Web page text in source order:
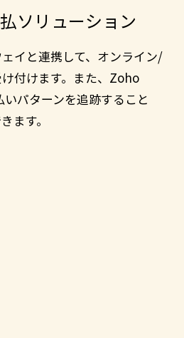
ソリューション
イと連携して、オンライン/
付けます。また、 Zoho
いパターンを追跡すること
ます。